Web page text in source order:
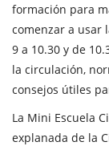
formación para
comenzar a usar
9 a 10.30 y de
la circulación,
consejos útiles
La Mini Escuela
explanada de la